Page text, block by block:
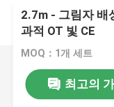
2.7m - 그림자 배
과적 OT 빛 CE
MOQ：1개 세트
최고의